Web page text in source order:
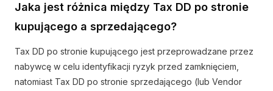
Jaka jest różnica między Tax DD po stronie
kupującego a sprzedającego?
Tax DD po stronie kupującego jest przeprowadzane przez
nabywcę w celu identyfikacji ryzyk przed zamknięciem,
natomiast Tax DD po stronie sprzedającego (lub Vendor